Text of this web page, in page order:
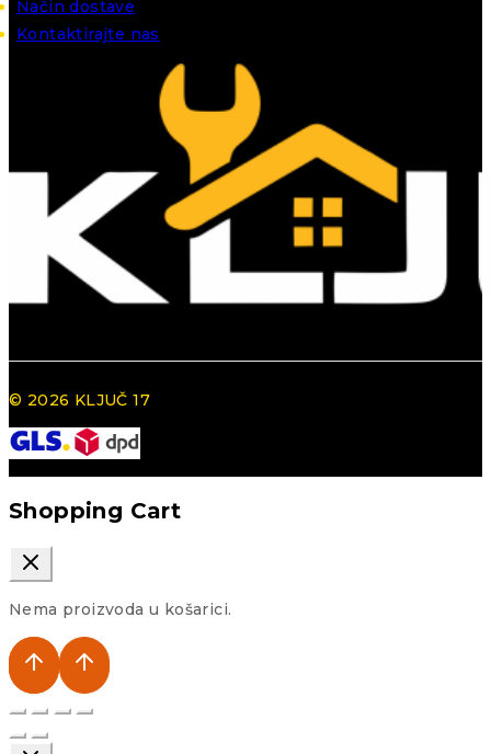
Način dostave
Kontaktirajte nas
© 2026 KLJUČ 17
Shopping Cart
Nema proizvoda u košarici.